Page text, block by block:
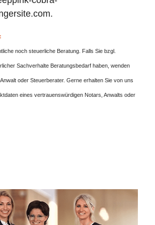
noch steuerliche Beratung. Falls Sie bzgl.
Sachverhalte Beratungsbedarf haben, wenden
oder Steuerberater. Gerne erhalten Sie von uns
eines vertrauenswürdigen Notars, Anwalts oder